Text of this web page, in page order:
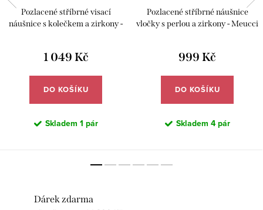
Pozlacené stříbrné visací
náušnice s kolečkem a zirkony -
1 049 Kč
DO KOŠÍKU
Skladem 1 pár
Pozlacené stříbrné náušnice
vločky s perlou a zirkony - Meucci
999 Kč
DO KOŠÍKU
Skladem 4 pár
Dárek zdarma